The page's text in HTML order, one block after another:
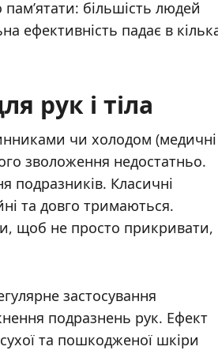
більшість людей
ефективність падає в
рук і тіла
чи холодом (медичні
зволоження недостатньо.
подразників. Класичні
та довго тримаються.
щоб не просто прикривати,
застосування
подразнень рук. Ефект
та пошкодженої шкіри